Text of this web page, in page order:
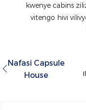
kwenye cabins
vitengo hivi
Nafasi Capsule
House